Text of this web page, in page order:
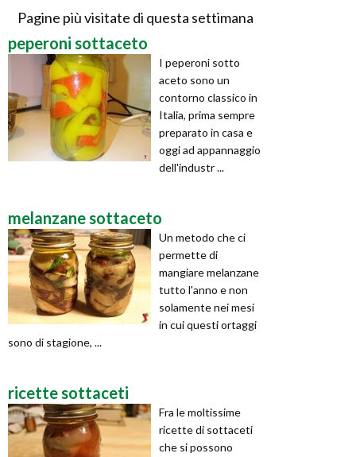
Pagine più visitate di questa settimana
peperoni sottaceto
I peperoni sotto
aceto sono un
contorno classico in
Italia, prima sempre
preparato in casa e
oggi ad appannaggio
dell'industr ...
melanzane sottaceto
Un metodo che ci
permette di
mangiare melanzane
tutto l'anno e non
solamente nei mesi
in cui questi ortaggi
sono di stagione, ...
ricette sottaceti
Fra le moltissime
ricette di sottaceti
che si possono